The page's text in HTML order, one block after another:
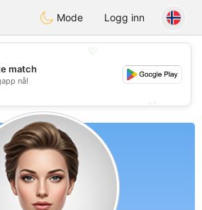
Handi Space
Mode Logg inn
💕
match
nå!